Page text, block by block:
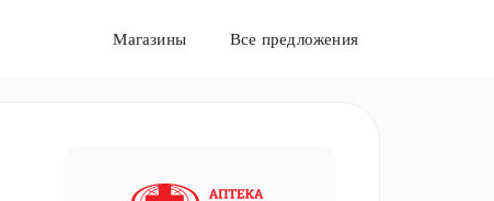
Магазины Все предложения